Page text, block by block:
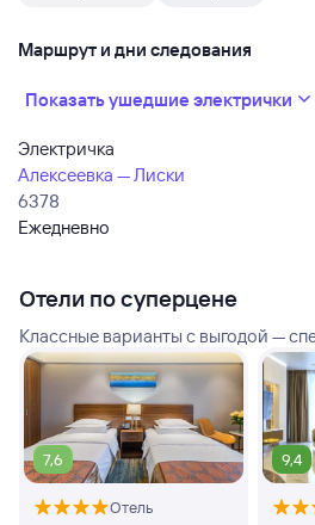
Маршрут и дни следования
Показать ушедшие электрички
Электричка
Алексеевка — Лиски
6378
Ежедневно
Отели по суперцене
Классные варианты с выгодой —
7,6
Отель
9,4